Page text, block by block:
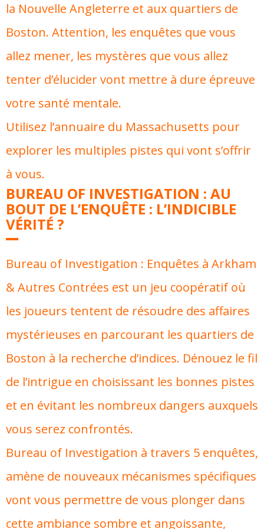
la Nouvelle Angleterre et aux quartiers de
Boston. Attention, les enquêtes que vous
allez mener, les mystères que vous allez
tenter d’élucider vont mettre à dure épreuve
votre santé mentale.
Utilisez l’annuaire du Massachusetts pour
explorer les multiples pistes qui vont s’offrir
à vous.
BUREAU OF INVESTIGATION : AU
BOUT DE L’ENQUÊTE : L’INDICIBLE
VÉRITÉ ?
Bureau of Investigation : Enquêtes à Arkham
& Autres Contrées est un jeu coopératif où
les joueurs tentent de résoudre des affaires
mystérieuses en parcourant les quartiers de
Boston à la recherche d’indices. Dénouez le fil
de l’intrigue en choisissant les bonnes pistes
et en évitant les nombreux dangers auxquels
vous serez confrontés.
Bureau of Investigation à travers 5 enquêtes,
amène de nouveaux mécanismes spécifiques
vont vous permettre de vous plonger dans
cette ambiance sombre et angoissante,